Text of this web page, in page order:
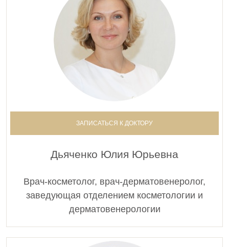
ЗАПИСАТЬСЯ К ДОКТОРУ
Дьяченко Юлия Юрьевна
Врач-косметолог, врач-дерматовенеролог,
заведующая отделением косметологии и
дерматовенерологии